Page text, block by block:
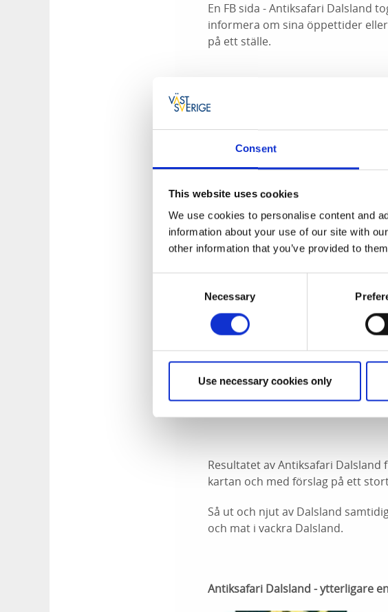
Consent
This website uses cookies
We use cookies to personalise content and
information about your use of our site with
other information that you’ve provided to
Necessary
Use necessary cookies only
En FB sida - Antiksafari Dalsland
informera om sina öppettider
på ett ställe.
Under arbetets gång skapades
tillgänglig på Antiksafari
har varit en av de stora
nya aktörer, de som slutar och
Ett viktigt delmål var att skapa
Färgelandarundan (numera
blev ett lyckat event med många
vanlig lördag genom samarbete i
öppettider.
Under våren 2019 gjordes
bussresa och en cykel runda togs
Resultatet av Antiksafari
kartan och med förslag på ett
Så ut och njut av Dalsland
och mat i vackra Dalsland.
Antiksafari Dalsland - ytterligare